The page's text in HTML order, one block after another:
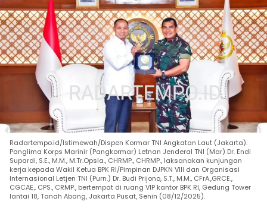
Radartempo.id/Istimewah/Dispen Kormar TNI Angkatan Laut (Jakarta).
Panglima Korps Marinir (Pangkormar) Letnan Jenderal TNI (Mar) Dr. Endi
Supardi, S.E., M.M., M.Tr.Opsla., CHRMP., CHRMP., laksanakan kunjungan
kerja kepada Wakil Ketua BPK RI/Pimpinan DJPKN VIII dan Organisasi
Internasional Letjen TNI (Purn.) Dr. Budi Prijono, S.T., M.M., CFrA.,GRCE.,
CGCAE., CPS., CRMP., bertempat di ruang VIP kantor BPK RI, Gedung Tower
lantai 18, Tanah Abang, Jakarta Pusat, Senin (08/12/2025).